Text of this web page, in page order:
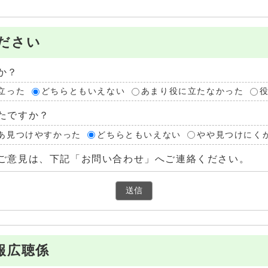
さい
？
った どちらともいえない あまり役に立たなかった
ですか？
見つけやすかった どちらともいえない やや見つけにく
意見は、下記「お問い合わせ」へご連絡ください。
広聴係